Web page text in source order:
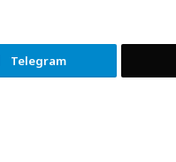
Telegram